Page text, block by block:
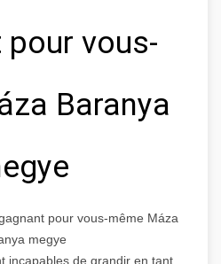
pour vous-
Baranya
pour vous-même Máza
megye
incapables de grandir en tant